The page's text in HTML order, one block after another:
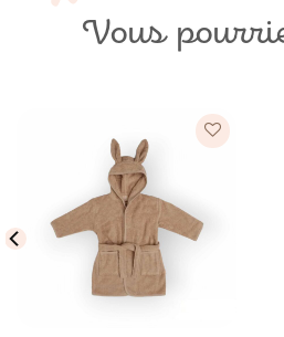
Vous
à ma
liste de